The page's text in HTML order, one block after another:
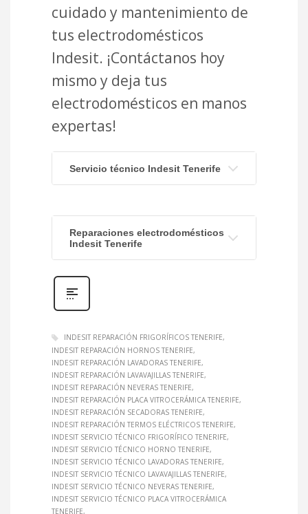
cuidado y mantenimiento de
tus electrodomésticos
Indesit. ¡Contáctanos hoy
mismo y deja tus
electrodomésticos en manos
expertas!
Servicio técnico Indesit Tenerife
Reparaciones electrodomésticos
Indesit Tenerife
INDESIT REPARACIÓN FRIGORÍFICOS TENERIFE
INDESIT REPARACIÓN HORNOS TENERIFE
INDESIT REPARACIÓN LAVADORAS TENERIFE
INDESIT REPARACIÓN LAVAVAJILLAS TENERIFE
INDESIT REPARACIÓN NEVERAS TENERIFE
INDESIT REPARACIÓN PLACA VITROCERÁMICA TENERIFE
INDESIT REPARACIÓN SECADORAS TENERIFE
INDESIT REPARACIÓN TERMOS ELÉCTRICOS TENERIFE
INDESIT SERVICIO TÉCNICO FRIGORÍFICO TENERIFE
INDESIT SERVICIO TÉCNICO HORNO TENERIFE
INDESIT SERVICIO TÉCNICO LAVADORAS TENERIFE
INDESIT SERVICIO TÉCNICO LAVAVAJILLAS TENERIFE
INDESIT SERVICIO TÉCNICO NEVERAS TENERIFE
INDESIT SERVICIO TÉCNICO PLACA VITROCERÁMICA
TENERIFE